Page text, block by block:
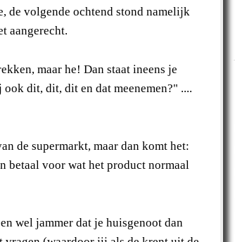
de volgende ochtend stond namelijk
aangerecht.
maar he! Dan staat ineens je
dit, dit, dit en dat meenemen?" ....
de supermarkt, maar dan komt het:
betaal voor wat het product normaal
wel jammer dat je huisgenoot dan